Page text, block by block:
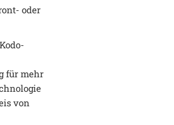
oder
für mehr
von